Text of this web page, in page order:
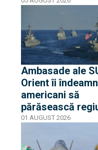
Ambasade ale
Orient îi
americani să
părăsească
E așteptată
escaladarea
din Iran
01 AUGUST 2026